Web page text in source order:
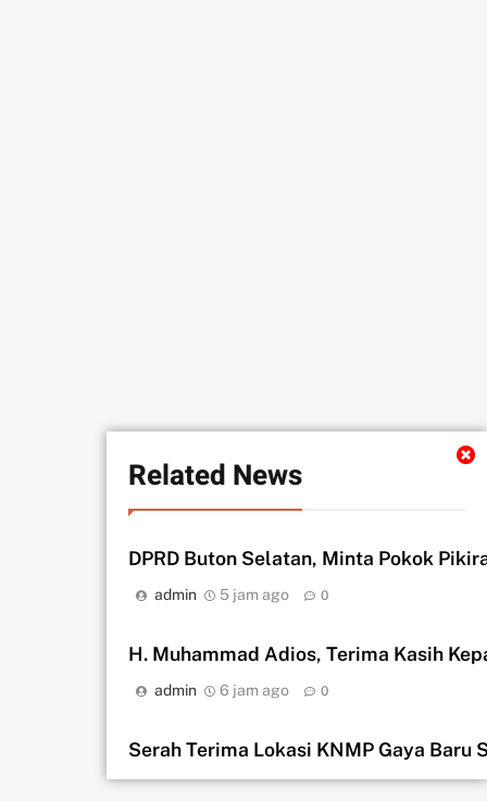
Related News
DPRD Buton Selatan, Minta Pokok
admin 5 jam ago 0
H. Muhammad Adios, Terima Kasih
admin 6 jam ago 0
Serah Terima Lokasi KNMP Gaya Baru
admin 1 hari ago 0